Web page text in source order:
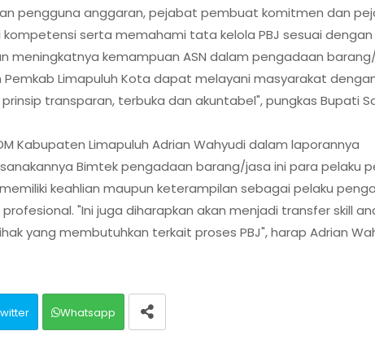
pengguna anggaran, pejabat pembuat komitmen dan
serta memahami tata kelola PBJ sesuai dengan
meningkatnya kemampuan ASN dalam pengadaan
Pemkab Limapuluh Kota dapat melayani masyarakat
transparan, terbuka dan akuntabel", pungkas Bupati
Kabupaten Limapuluh Adrian Wahyudi dalam laporannya
Bimtek pengadaan barang/jasa ini para pelaku
keahlian maupun keterampilan sebagai pelaku
"Ini juga diharapkan akan menjadi transfer skill
yang membutuhkan terkait proses PBJ", harap Adrian
Whatsapp